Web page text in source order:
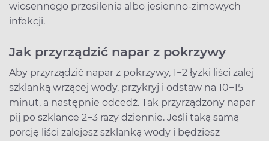
wiosennego przesilenia albo jesienno-zimowych
infekcji.
Jak przyrządzić napar z pokrzywy
Aby przyrządzić napar z pokrzywy, 1−2 łyżki liści zalej
szklanką wrzącej wody, przykryj i odstaw na 10−15
minut, a następnie odcedź. Tak przyrządzony napar
pij po szklance 2−3 razy dziennie. Jeśli taką samą
porcję liści zalejesz szklanką wody i będziesz